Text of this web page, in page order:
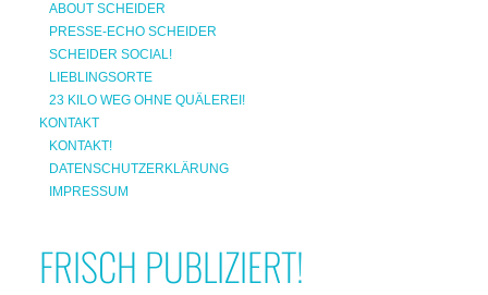
ABOUT SCHEIDER
PRESSE-ECHO SCHEIDER
SCHEIDER SOCIAL!
LIEBLINGSORTE
23 KILO WEG OHNE QUÄLEREI!
KONTAKT
KONTAKT!
DATENSCHUTZERKLÄRUNG
IMPRESSUM
FRISCH PUBLIZIERT!